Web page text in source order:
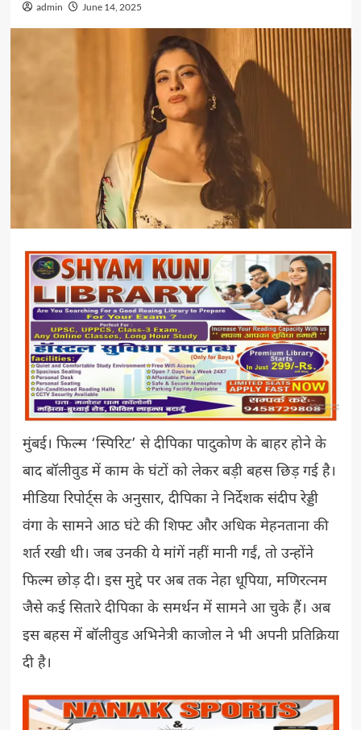
admin June 14, 2025
मुंबई। फिल्म ‘स्पिरिट’ से दीपिका पादुकोण के बाहर होने के
बाद बॉलीवुड में काम के घंटों को लेकर बड़ी बहस छिड़ गई है।
मीडिया रिपोर्ट्स के अनुसार, दीपिका ने निर्देशक संदीप रेड्डी
वंगा के सामने आठ घंटे की शिफ्ट और अधिक मेहनताना की
शर्त रखी थी। जब उनकी ये मांगें नहीं मानी गईं, तो उन्होंने
फिल्म छोड़ दी। इस मुद्दे पर अब तक नेहा धूपिया, मणिरत्नम
जैसे कई सितारे दीपिका के समर्थन में सामने आ चुके हैं। अब
इस बहस में बॉलीवुड अभिनेत्री काजोल ने भी अपनी प्रतिक्रिया
दी है।